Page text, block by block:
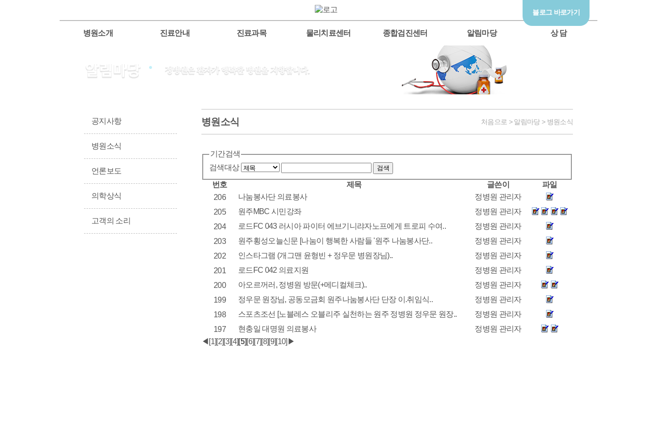
블로그 바로가기
병원소개 진료안내 진료과목 물리치료센터 종합검진센터 알림마당 상 담
공지사항
병원소식
언론보도
의학상식
고객의 소리
병원소식 처음으로 > 알림마당 > 병원소식
기간검색
검색대상
번호 제목 글쓴이
파일
206
나눔봉사단 의료봉사
정병원 관리자
205
원주MBC 시민강좌
정병원 관리자
204
로드FC 043 러시아 파이터 에브기니랴자노프에게 트로피 수여..
정병원 관리자
203
원주횡성오늘신문 [나눔이 행복한 사람들 '원주 나눔봉사단..
정병원 관리자
202
인스타그램 (개그맨 윤형빈 + 정우문 병원장님)..
정병원 관리자
201
로드FC 042 의료지원
정병원 관리자
200
아오르꺼러, 정병원 방문(+메디컬체크)..
정병원 관리자
199
정우문 원장님, 공동모금회 원주나눔봉사단 단장 이.취임식..
정병원 관리자
198
스포츠조선 [노블레스 오블리주 실천하는 원주 정병원 정우문 원장..
정병원 관리자
197
현충일 대명원 의료봉사
정병원 관리자
◀ [1][2][3][4] [5][6][7][8][9][10] ▶